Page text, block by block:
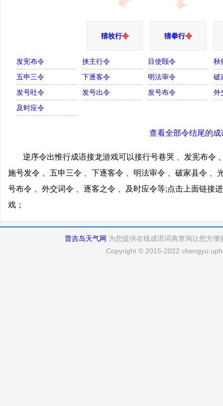
猜枚行令 猜拳行令
发宪布令 挟主行令 目使颐令
秋
五申三令
下逐客令 明法审令
破
发号吐令
发号出令 发号布令
外
及时应令
查看全部令结尾的成
逆序令出惟行成语接龙游戏可以接行号巷哭 、发宪布令
施号发令 、五申三令 、下逐客令 、明法审令 、破家县令 、
号布令 、外交词令 、逐客之令 、及时应令等;点击上面链接
戏；
普吉岛天气网 为您提供在线成语词典查询让您方
Copyright © 2015-2022